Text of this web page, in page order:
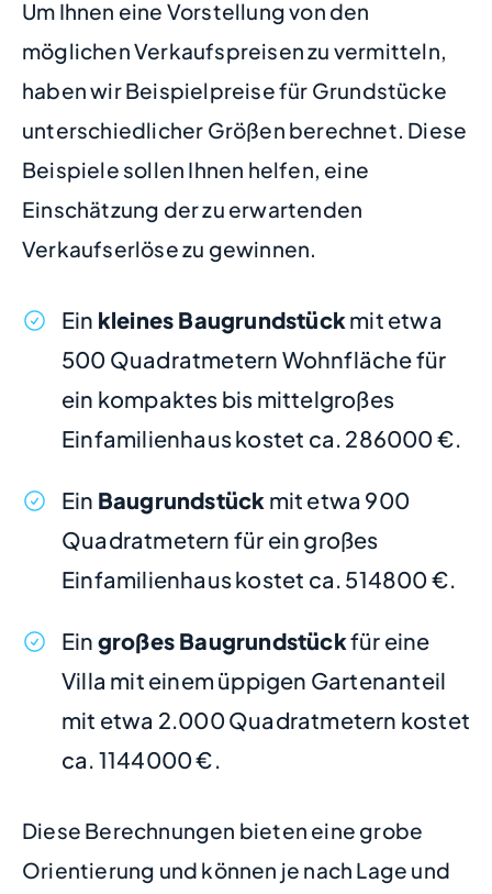
Um Ihnen eine Vorstellung von den
möglichen Verkaufspreisen zu vermitteln,
haben wir Beispielpreise für Grundstücke
unterschiedlicher Größen berechnet. Diese
Beispiele sollen Ihnen helfen, eine
Einschätzung der zu erwartenden
Verkaufserlöse zu gewinnen.
Ein kleines Baugrundstückmit etwa
500 Quadratmetern Wohnfläche für
ein kompaktes bis mittelgroßes
Einfamilienhaus kostet ca. 286000 €.
Ein Baugrundstück mit etwa 900
Quadratmetern für ein großes
Einfamilienhaus kostet ca. 514800 €.
Ein großes Baugrundstückfür eine
Villa mit einem üppigen Gartenanteil
mit etwa 2.000 Quadratmetern kostet
ca. 1144000 €.
Diese Berechnungen bieten eine grobe
Orientierung und können je nach Lage und